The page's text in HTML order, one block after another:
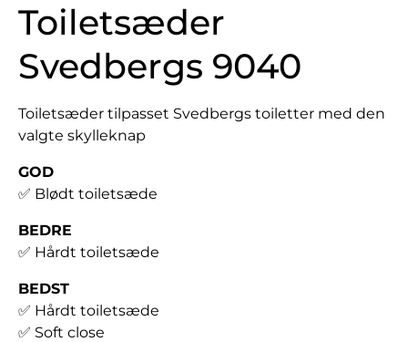
Toiletsæder
Svedbergs 9040
Toiletsæder tilpasset Svedbergs toiletter med den
valgte skylleknap
GOD
✅ Blødt toiletsæde
BEDRE
✅ Hårdt toiletsæde
BEDST
✅ Hårdt toiletsæde
✅ Soft close